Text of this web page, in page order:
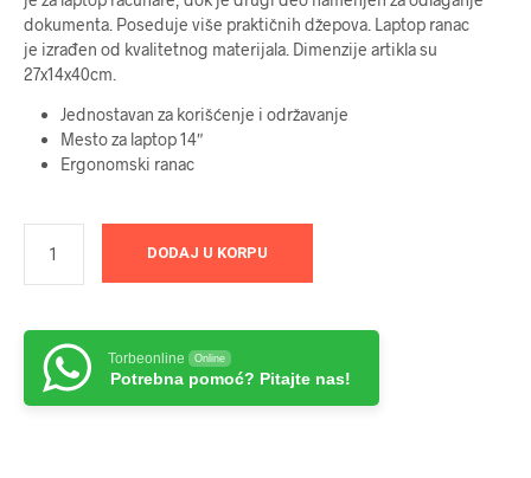
dokumenta. Poseduje više praktičnih džepova. Laptop ranac
je izrađen od kvalitetnog materijala. Dimenzije artikla su
27x14x40cm.
Jednostavan za korišćenje i održavanje
Mesto za laptop 14″
Ergonomski ranac
DODAJ U KORPU
Torbeonline Online
Potrebna pomoć? Pitajte nas!